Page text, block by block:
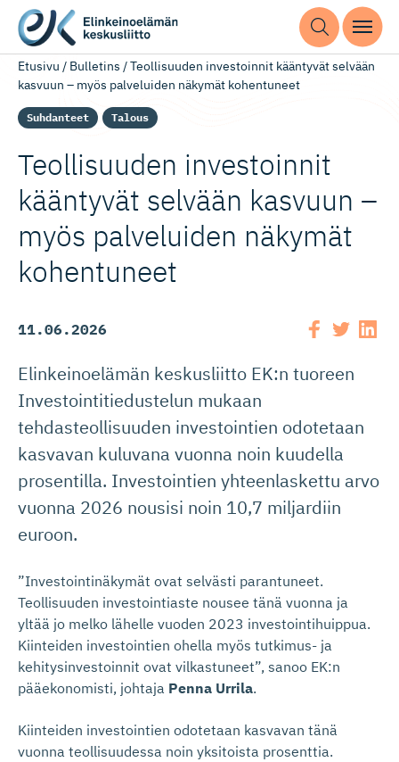
Etusivu / Bulletins /Teollisuuden investoinnit kääntyvät selvään
kasvuun – myös palveluiden näkymät kohentuneet
Suhdanteet Talous
Teollisuuden investoinnit
kääntyvät selvään kasvuun –
myös palveluiden näkymät
kohentuneet
11.06.2026
Elinkeinoelämän keskusliitto EK:n tuoreen
Investointitiedustelun mukaan
tehdasteollisuuden investointien odotetaan
kasvavan kuluvana vuonna noin kuudella
prosentilla. Investointien yhteenlaskettu arvo
vuonna 2026 nousisi noin 10,7 miljardiin
euroon.
”Investointinäkymät ovat selvästi parantuneet.
Teollisuuden investointiaste nousee tänä vuonna ja
yltää jo melko lähelle vuoden 2023 investointihuippua.
Kiinteiden investointien ohella myös tutkimus- ja
kehitysinvestoinnit ovat vilkastuneet”, sanoo EK:n
pääekonomisti, johtaja Penna Urrila.
Kiinteiden investointien odotetaan kasvavan tänä
vuonna teollisuudessa noin yksitoista prosenttia.